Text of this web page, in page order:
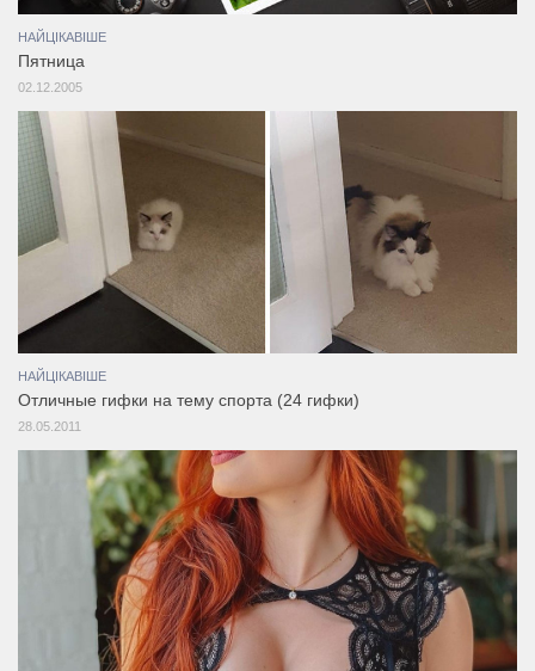
НАЙЦІКАВІШЕ
Пятница
02.12.2005
НАЙЦІКАВІШЕ
Отличные гифки на тему спорта (24 гифки)
28.05.2011